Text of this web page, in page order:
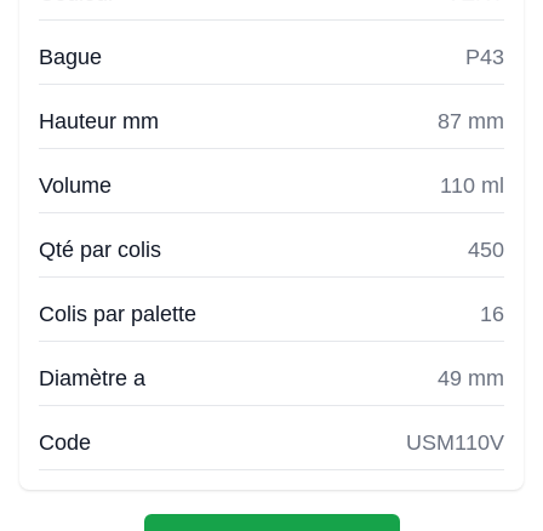
Bague P43
Hauteur mm 87 mm
Volume 110 ml
Qté par colis 450
Colis par palette 16
Diamètre a 49 mm
Code USM110V